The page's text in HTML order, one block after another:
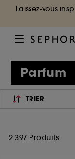
Laissez-vous
Parfum
TRIER
2 397 Produits